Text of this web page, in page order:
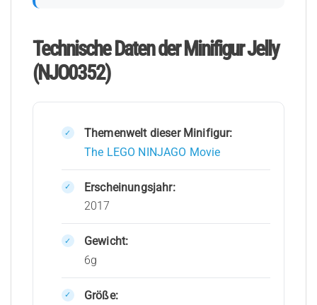
Technische Daten der Minifigur Jelly
(NJO0352)
Themenwelt dieser Minifigur:
The LEGO NINJAGO Movie
Erscheinungsjahr:
2017
Gewicht:
6g
Größe: